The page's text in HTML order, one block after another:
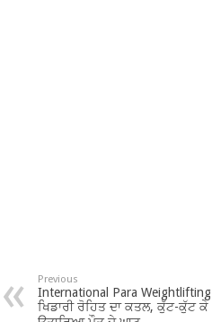
Previous
International Para Weightlifting
ਖਿਡਾਰੀ ਰੋਹਿਤ ਦਾ ਕਤਲ, ਕੁੱਟ-ਕੁੱਟ ਕੇ